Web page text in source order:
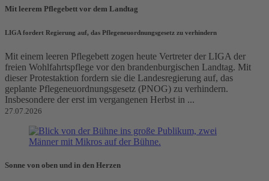
Mit leerem Pflegebett vor dem Landtag
LIGA fordert Regierung auf, das Pflegeneuordnungsgesetz zu verhindern
Mit einem leeren Pflegebett zogen heute Vertreter der LIGA der
freien Wohlfahrtspflege vor den brandenburgischen Landtag. Mit
dieser Protestaktion fordern sie die Landesregierung auf, das
geplante Pflegeneuordnungsgesetz (PNOG) zu verhindern.
Insbesondere der erst im vergangenen Herbst in ...
27.07.2026
Sonne von oben und in den Herzen